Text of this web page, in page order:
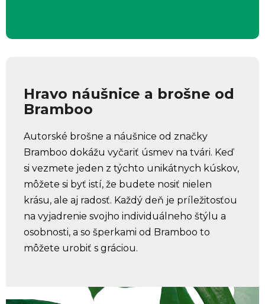
Hravo náušnice a brošne od
Bramboo
Autorské brošne a náušnice od značky
Bramboo dokážu vyčariť úsmev na tvári. Keď
si vezmete jeden z týchto unikátnych kúskov,
môžete si byť istí, že budete nosiť nielen
krásu, ale aj radosť. Každý deň je príležitosťou
na vyjadrenie svojho individuálneho štýlu a
osobnosti, a so šperkami od Bramboo to
môžete urobiť s gráciou.